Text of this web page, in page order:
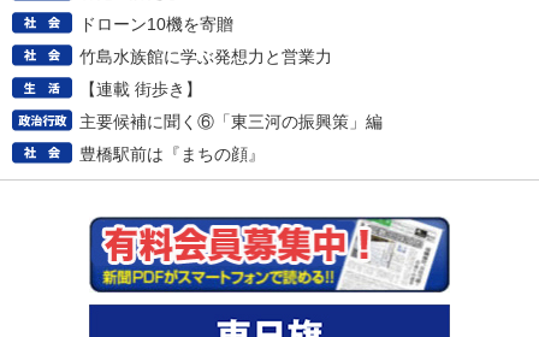
ドローン10機を寄贈
竹島水族館に学ぶ発想力と営業力
【連載 街歩き】
主要候補に聞く⑥「東三河の振興策」編
豊橋駅前は『まちの顔』